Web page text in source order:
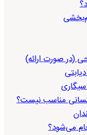
(در صورت ارائه)
سیگاری
مناسب نیست؟
می‌شود؟